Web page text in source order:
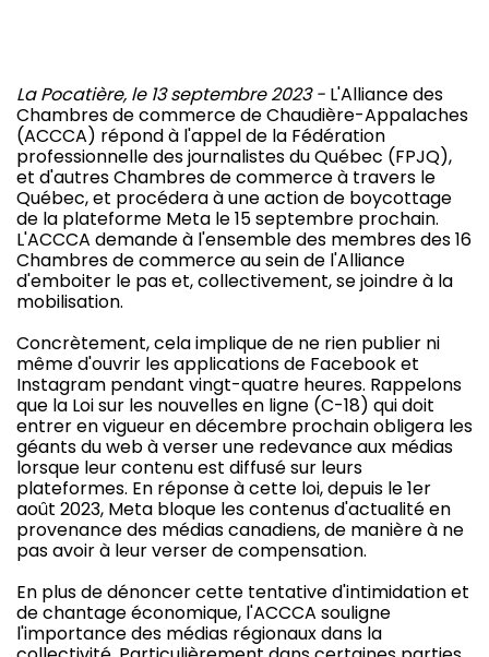
La Pocatière, le 13 septembre 2023 - L'Alliance des
Chambres de commerce de Chaudière-Appalaches
(ACCCA) répond à l'appel de la Fédération
professionnelle des journalistes du Québec (FPJQ),
et d'autres Chambres de commerce à travers le
Québec, et procédera à une action de boycottage
de la plateforme Meta le 15 septembre prochain.
L'ACCCA demande à l'ensemble des membres des 16
Chambres de commerce au sein de l'Alliance
d'emboiter le pas et, collectivement, se joindre à la
mobilisation.
Concrètement, cela implique de ne rien publier ni
même d'ouvrir les applications de Facebook et
Instagram pendant vingt-quatre heures. Rappelons
que la Loi sur les nouvelles en ligne (C-18) qui doit
entrer en vigueur en décembre prochain obligera les
géants du web à verser une redevance aux médias
lorsque leur contenu est diffusé sur leurs
plateformes. En réponse à cette loi, depuis le 1er
août 2023, Meta bloque les contenus d'actualité en
provenance des médias canadiens, de manière à ne
pas avoir à leur verser de compensation.
En plus de dénoncer cette tentative d'intimidation et
de chantage économique, l'ACCCA souligne
l'importance des médias régionaux dans la